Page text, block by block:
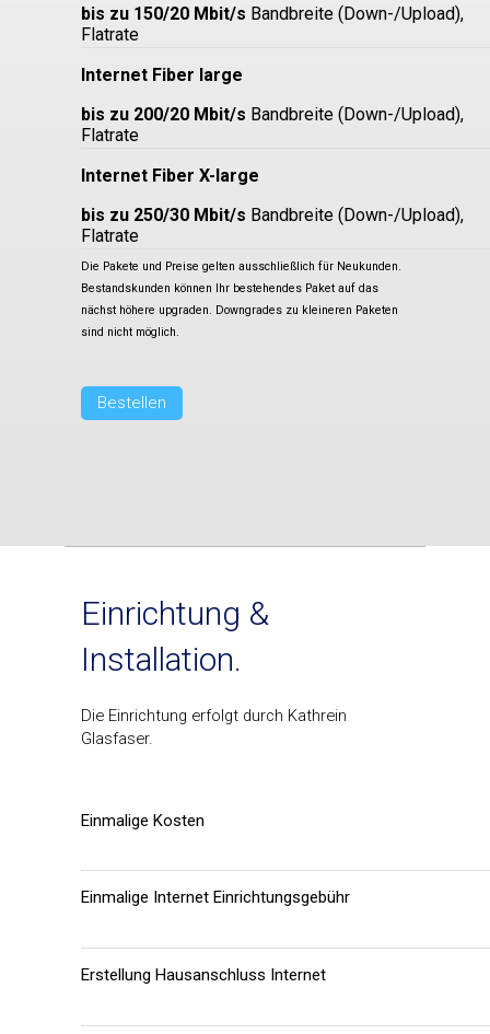
bis zu 150/20 Mbit/s Bandbreite (Down-/Upload),
Flatrate
Internet Fiber large
bis zu 200/20 Mbit/s Bandbreite (Down-/Upload),
Flatrate
Internet Fiber X-large
bis zu 250/30 Mbit/s Bandbreite (Down-/Upload),
Flatrate
Die Pakete und Preise gelten ausschließlich für Neukunden.
Bestandskunden können Ihr bestehendes Paket auf das
nächst höhere upgraden. Downgrades zu kleineren Paketen
sind nicht möglich.
Bestellen
Einrichtung &
Installation.
Die Einrichtung erfolgt durch Kathrein
Glasfaser.
Einmalige Kosten
Einmalige Internet Einrichtungsgebühr
Erstellung Hausanschluss Internet